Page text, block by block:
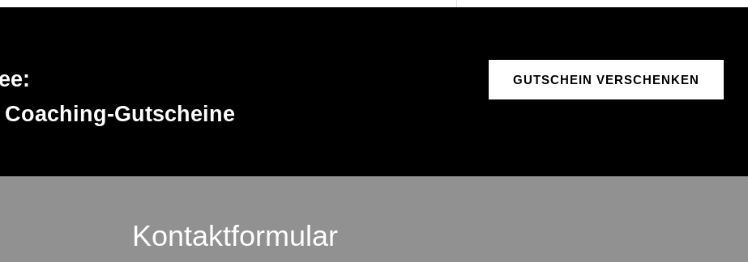
Gutscheine
GUTSCHEIN VERSCHENKEN
Kontaktformular